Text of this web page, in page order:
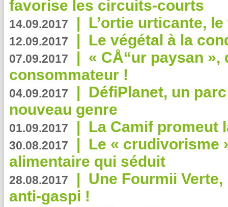
favorise les circuits-courts
14.09.2017 | L’ortie urticante,
12.09.2017 | Le végétal à la
07.09.2017 | « CÅ“ur paysan
consommateur !
04.09.2017 | DéfiPlanet, un
nouveau genre
01.09.2017 | La Camif promeut
30.08.2017 | Le « crudivorisme
alimentaire qui séduit
28.08.2017 | Une Fourmii
anti-gaspi !